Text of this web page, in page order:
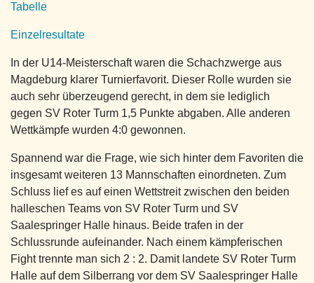
Tabelle
Einzelresultate
In der U14-Meisterschaft waren die Schachzwerge aus
Magdeburg klarer Turnierfavorit. Dieser Rolle wurden sie
auch sehr überzeugend gerecht, in dem sie lediglich
gegen SV Roter Turm 1,5 Punkte abgaben. Alle anderen
Wettkämpfe wurden 4:0 gewonnen.
Spannend war die Frage, wie sich hinter dem Favoriten die
insgesamt weiteren 13 Mannschaften einordneten. Zum
Schluss lief es auf einen Wettstreit zwischen den beiden
halleschen Teams von SV Roter Turm und SV
Saalespringer Halle hinaus. Beide trafen in der
Schlussrunde aufeinander. Nach einem kämpferischen
Fight trennte man sich 2 : 2. Damit landete SV Roter Turm
Halle auf dem Silberrang vor dem SV Saalespringer Halle